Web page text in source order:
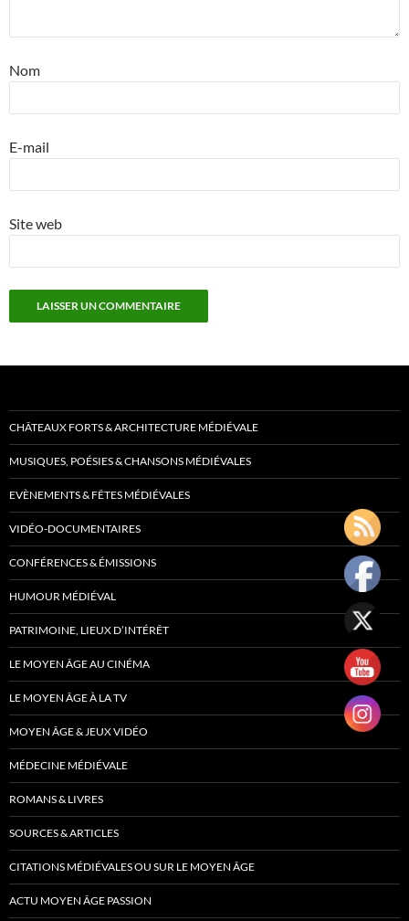
Nom
E-mail
Site web
CHÂTEAUX FORTS & ARCHITECTURE MÉDIÉVALE
MUSIQUES, POÉSIES & CHANSONS MÉDIÉVALES
EVÈNEMENTS & FÊTES MÉDIÉVALES
VIDÉO-DOCUMENTAIRES
CONFÉRENCES & ÉMISSIONS
HUMOUR MÉDIÉVAL
PATRIMOINE, LIEUX D’INTÉRÊT
LE MOYEN ÂGE AU CINÉMA
LE MOYEN ÂGE À LA TV
MOYEN ÂGE & JEUX VIDÉO
MÉDECINE MÉDIÉVALE
ROMANS & LIVRES
SOURCES & ARTICLES
CITATIONS MÉDIÉVALES OU SUR LE MOYEN ÂGE
ACTU MOYEN ÂGE PASSION